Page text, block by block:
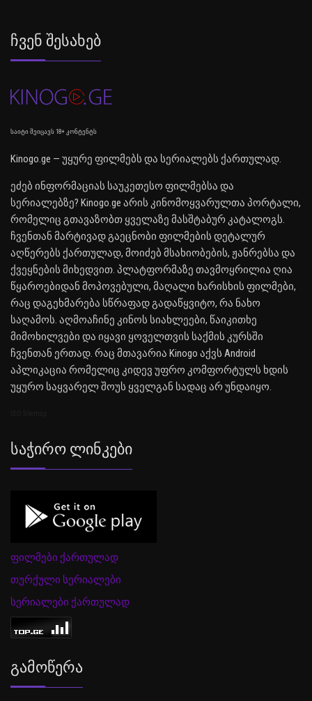
Ჩვენ Შესახებ
საიტი შეიცავს 18+ კონტენტს
Kinogo.ge — უყურე ფილმებს და სერიალებს ქართულად.
ეძებ ინფორმაციას საუკეთესო ფილმებსა და
სერიალებზე? Kinogo.ge არის კინომოყვარულთა პორტალი,
რომელიც გთავაზობთ ყველაზე მასშტაბურ კატალოგს.
ჩვენთან მარტივად გაეცნობი ფილმების დეტალურ
აღწერებს ქართულად, მოიძებ მსახიობების, ჟანრებსა და
ქვეყნების მიხედვით. პლატფორმაზე თავმოყრილია ღია
წყაროებიდან მოპოვებული, მაღალი ხარისხის ფილმები,
რაც დაგეხმარება სწრაფად გადაწყვიტო, რა ნახო
საღამოს. აღმოაჩინე კინოს სიახლეები, წაიკითხე
მიმოხილვები და იყავი ყოველთვის საქმის კურსში
ჩვენთან ერთად. რაც მთავარია Kinogo აქვს Android
აპლიკაცია რომელიც კიდევ უფრო კომფორტულს ხდის
უყურო საყვარელ შოუს ყველგან სადაც არ უნდაიყო.
Საჭირო Ლინკები
ფილმები ქართულად
თურქული სერიალები
სერიალები ქართულად
Გამოწერა